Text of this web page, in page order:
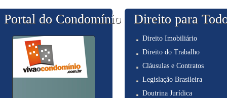
Portal do Condomínio Direito para
Direito Imobiliário
Direito do Trabalho
Cláusulas e Contratos
Legislação Brasileira
Doutrina Jurídica